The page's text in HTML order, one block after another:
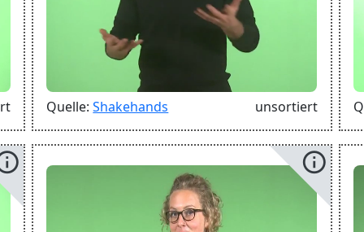
Quelle:Shakehands unsortiert
info